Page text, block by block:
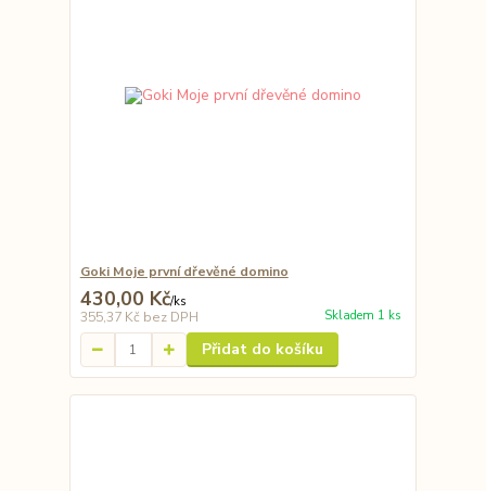
Goki Moje první dřevěné domino
430,00 Kč/ks
355,37 Kč bez DPH Skladem 1 ks
Přidat do košíku